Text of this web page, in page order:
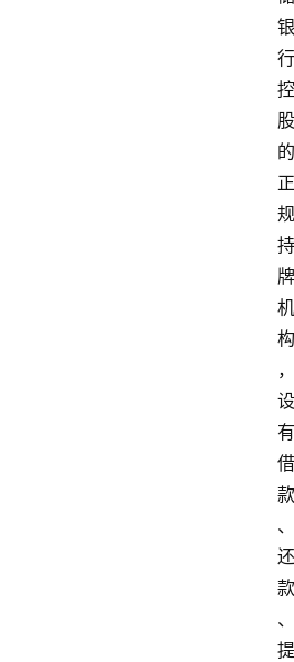
银
行
控
股
的
正
规
持
牌
机
构
，
设
有
借
款
、
还
款
、
提